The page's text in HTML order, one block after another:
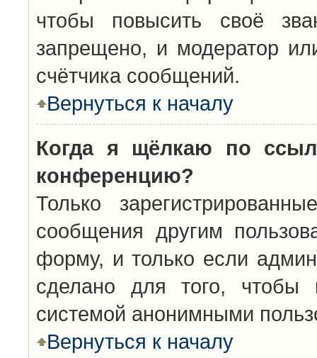
чтобы повысить своё
запрещено, и модератор
счётчика сообщений.
Вернуться к началу
Когда я щёлкаю по
конференцию?
Только
сообщения другим
форму, и только если
сделано для того, чтобы
системой анонимными
Вернуться к началу